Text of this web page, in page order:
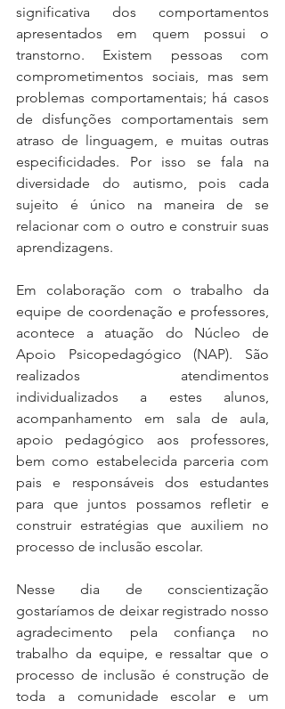
significativa dos comportamentos
apresentados em quem possui o
transtorno. Existem pessoas com
comprometimentos sociais, mas sem
problemas comportamentais; há casos
de disfunções comportamentais sem
atraso de linguagem, e muitas outras
especificidades. Por isso se fala na
diversidade do autismo, pois cada
sujeito é único na maneira de se
relacionar com o outro e construir suas
aprendizagens.
Em colaboração com o trabalho da
equipe de coordenação e professores,
acontece a atuação do Núcleo de
Apoio Psicopedagógico (NAP). São
realizados atendimentos
individualizados a estes alunos,
acompanhamento em sala de aula,
apoio pedagógico aos professores,
bem como estabelecida parceria com
pais e responsáveis dos estudantes
para que juntos possamos refletir e
construir estratégias que auxiliem no
processo de inclusão escolar.
Nesse dia de conscientização
gostaríamos de deixar registrado nosso
agradecimento pela confiança no
trabalho da equipe, e ressaltar que o
processo de inclusão é construção de
toda a comunidade escolar e um